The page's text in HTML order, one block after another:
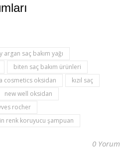
argan saç bakım yağı
biten saç bakım ürünleri
cosmetics oksidan
kızıl saç
new well oksidan
rocher
renk koruyucu şampuan
0 Yorum